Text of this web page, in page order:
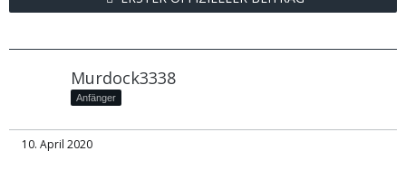
Murdock3338
Anfänger
10. April 2020